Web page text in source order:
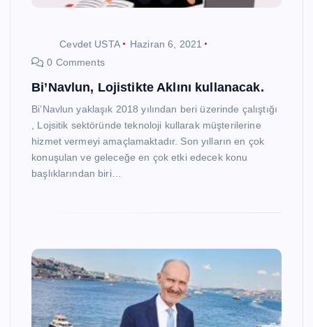
Cevdet USTA
Haziran 6, 2021
0 Comments
Bi’Navlun, Lojistikte Aklını kullanacak.
Bi’Navlun yaklaşık 2018 yılından beri üzerinde çalıştığı
, Lojsitik sektöründe teknoloji kullarak müşterilerine
hizmet vermeyi amaçlamaktadır. Son yılların en çok
konuşulan ve geleceğe en çok etki edecek konu
başlıklarından biri…